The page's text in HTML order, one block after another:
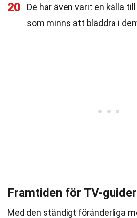
20 De har även varit en källa till
som minns att bläddra i
Framtiden för TV-guider
Med den ständigt föränderliga